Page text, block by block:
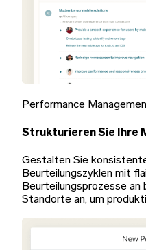
Performance
Strukturieren Sie Ihre
Gestalten Sie
Beurteilungszyklen mit
Beurteilungsprozesse an
Standorte an, um